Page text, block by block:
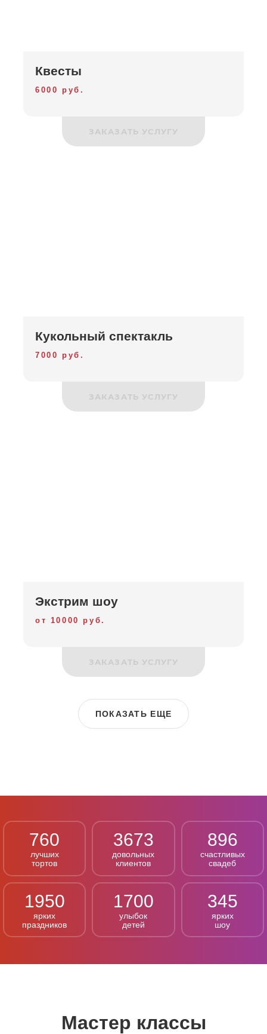
Квесты
6000 руб.
ЗАКАЗАТЬ УСЛУГУ
Кукольный спектакль
7000 руб.
ЗАКАЗАТЬ УСЛУГУ
Экстрим шоу
от 10000 руб.
ЗАКАЗАТЬ УСЛУГУ
ПОКАЗАТЬ ЕЩЕ
760
лучших
тортов
3673
довольных
клиентов
896
счастливых
свадеб
1950
ярких
праздников
1700
улыбок
детей
345
ярких
шоу
Мастер классы